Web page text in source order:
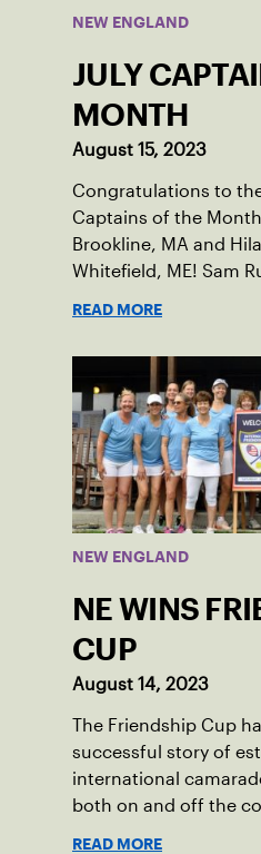
NEW ENGLAND
JULY
MONTH
August 15, 2023
Congratulations to
Captains of the
Brookline, MA and
Whitefield, ME! Sam
opportunity to serve
18-39 league out of
past winter, Sam led
competed at
Enrichment Center in
first-place finish.
READ MORE
NEW ENGLAND
NE WINS
CUP
August 14, 2023
The Friendship Cup
successful story of
international
both on and off the
READ MORE